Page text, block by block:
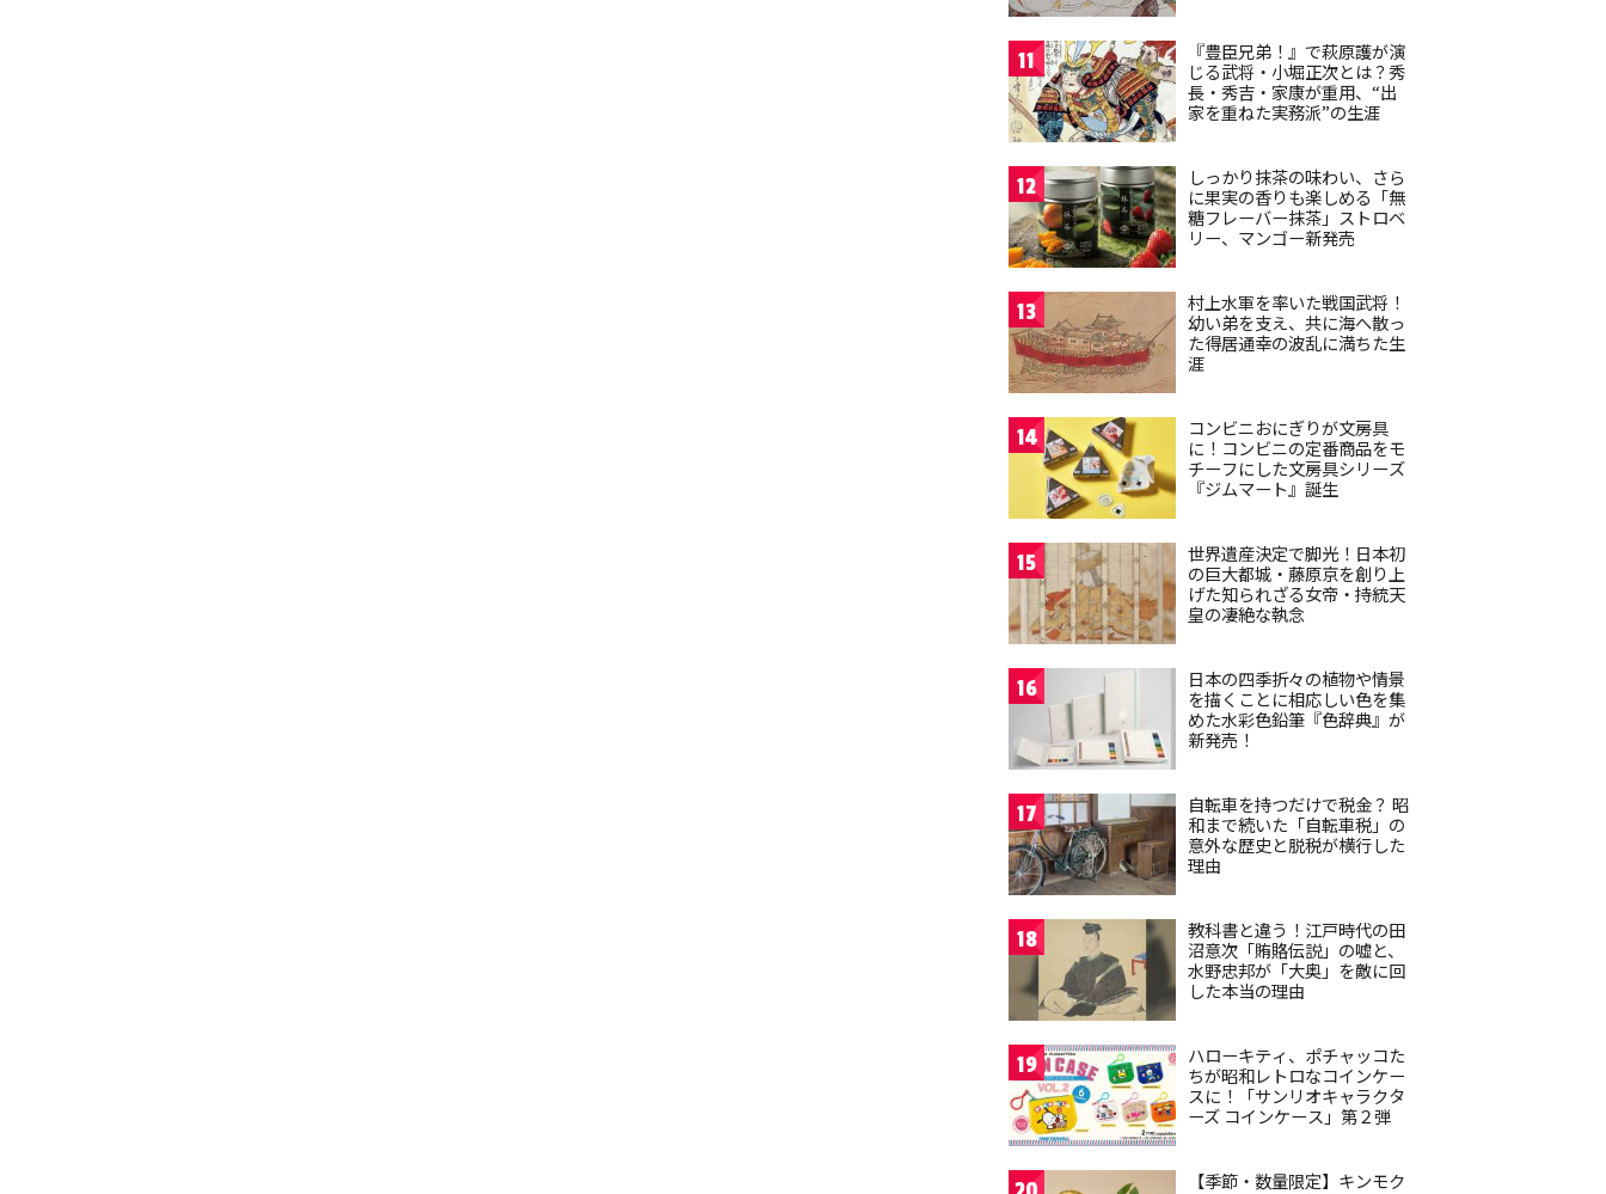
11
『豊臣兄弟！』で萩原護が演
じる武将・小堀正次とは？秀
長・秀吉・家康が重用、“出
家を重ねた実務派”の生涯
12
しっかり抹茶の味わい、さら
に果実の香りも楽しめる「無
糖フレーバー抹茶」ストロベ
リー、マンゴー新発売
13
村上水軍を率いた戦国武将！
幼い弟を支え、共に海へ散っ
た得居通幸の波乱に満ちた生
涯
14
コンビニおにぎりが文房具
に！コンビニの定番商品をモ
チーフにした文房具シリーズ
『ジムマート』誕生
15
世界遺産決定で脚光！日本初
の巨大都城・藤原京を創り上
げた知られざる女帝・持統天
皇の凄絶な執念
16
日本の四季折々の植物や情景
を描くことに相応しい色を集
めた水彩色鉛筆『色辞典』が
新発売！
17
自転車を持つだけで税金？ 昭
和まで続いた「自転車税」の
意外な歴史と脱税が横行した
理由
18
教科書と違う！江戸時代の田
沼意次「賄賂伝説」の嘘と、
水野忠邦が「大奥」を敵に回
した本当の理由
19
ハローキティ、ポチャッコた
ちが昭和レトロなコインケー
スに！「サンリオキャラクタ
ーズ コインケース」第２弾
【季節・数量限定】キンモク